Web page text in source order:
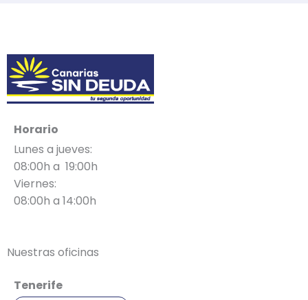
Horario
Lunes a jueves:
08:00h a 19:00h
Viernes:
08:00h a 14:00h
Nuestras oficinas
Tenerife